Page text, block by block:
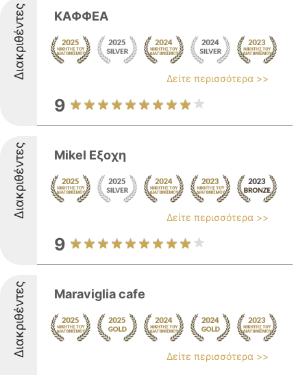
Διακριθέντες ΚΑΦΦΕΑ
Δείτε περισσότερα >>
9
Διακριθέντες Mikel Εξοχη
Δείτε περισσότερα >>
9
Διακριθέντες Maraviglia cafe
Δείτε περισσότερα >>